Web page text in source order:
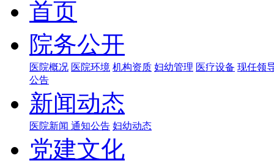
首页
院务公开
医院概况 医院环境 机构资质 妇幼管理 医疗设备 现任领
公告
新闻动态
医院新闻 通知公告 妇幼动态
党建文化